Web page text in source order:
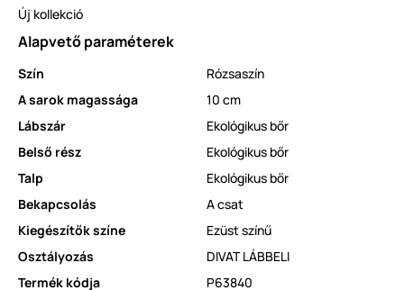
Új kollekció
Alapvető paraméterek
Szín
Rózsaszín
A sarok magassága
10 cm
Lábszár
Ekológikus bőr
Belső rész
Ekológikus bőr
Talp
Ekológikus bőr
Bekapcsolás
A csat
Kiegészítők színe
Ezüst színű
Osztályozás
DIVAT LÁBBELI
Termék kódja
P63840